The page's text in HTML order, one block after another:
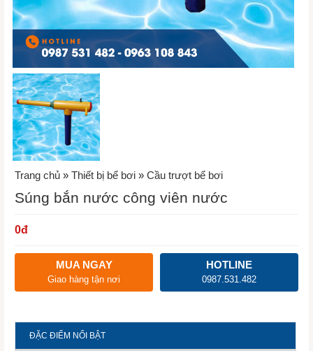
Trang chủ » Thiết bị bể bơi » Cầu trượt bể bơi
Súng bắn nước công viên nước
0đ
MUA NGAY
Giao hàng tận nơi
HOTLINE
0987.531.482
ĐẶC ĐIỂM NỔI BẬT